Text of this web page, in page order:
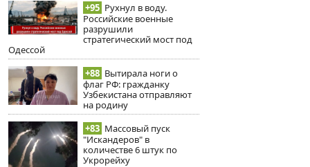
+95 Рухнул в воду.
Российские военные
разрушили
стратегический мост под
Одессой
+88 Вытирала ноги о
флаг РФ: гражданку
Узбекистана отправляют
на родину
+83 Массовый пуск
"Искандеров" в
количестве 6 штук по
Укрорейху